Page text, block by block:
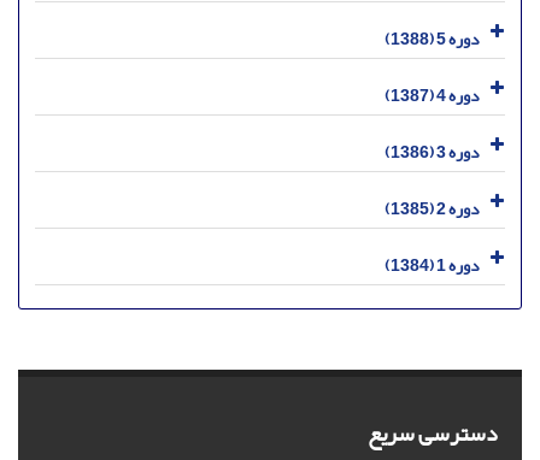
دوره 5 (1388)
دوره 4 (1387)
دوره 3 (1386)
دوره 2 (1385)
دوره 1 (1384)
دسترسی سریع